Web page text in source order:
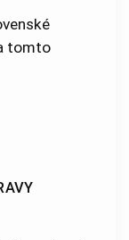
tomto